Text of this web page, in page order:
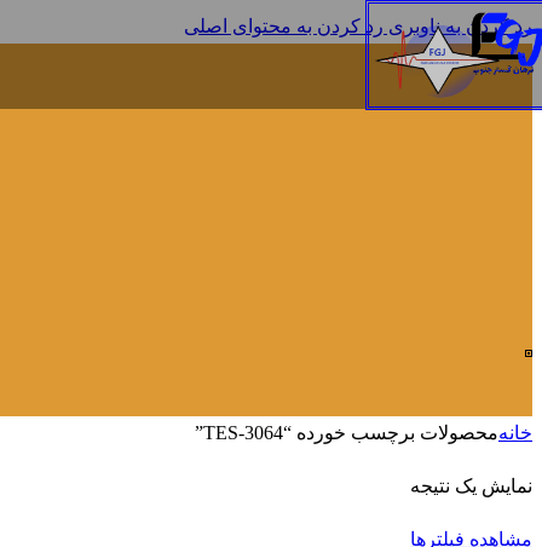
رد کردن به ناوبری رد کردن به محتوای اصلی
خانهمحصولات برچسب خورده “TES-3064”
نمایش یک نتیجه
مشاهده فیلترها